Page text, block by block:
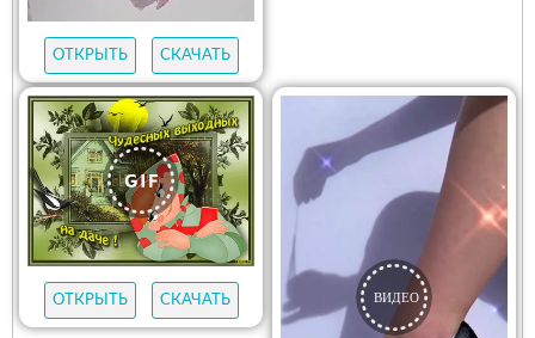
ОТКРЫТЬ СКАЧАТЬ
ОТКРЫТЬ СКАЧАТЬ